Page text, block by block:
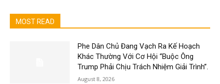
MOST READ
Phe Dân Chủ Đang Vạch Ra Kế Hoạch
Khác Thường Với Cơ Hội “Buộc Ông
Trump Phải Chịu Trách Nhiệm Giải Trình”.
August 8, 2026